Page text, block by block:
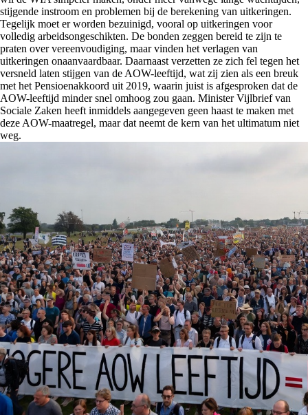
stijgende instroom en problemen bij de berekening van uitkeringen.
Tegelijk moet er worden bezuinigd, vooral op uitkeringen voor
volledig arbeidsongeschikten. De bonden zeggen bereid te zijn te
praten over vereenvoudiging, maar vinden het verlagen van
uitkeringen onaanvaardbaar. Daarnaast verzetten ze zich fel tegen het
versneld laten stijgen van de AOW-leeftijd, wat zij zien als een breuk
met het Pensioenakkoord uit 2019, waarin juist is afgesproken dat de
AOW-leeftijd minder snel omhoog zou gaan. Minister Vijlbrief van
Sociale Zaken heeft inmiddels aangegeven geen haast te maken met
deze AOW-maatregel, maar dat neemt de kern van het ultimatum niet
weg.